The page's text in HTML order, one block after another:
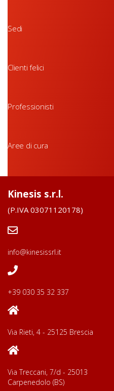
Sedi
Clienti felici
Professionisti
Aree di cura
Kinesis s.r.l.
(P.IVA 03071120178)
info@kinesissrl.it
+39 030 35 32 337
Via Rieti, 4 - 25125 Brescia
Via Treccani, 7/d - 25013
Carpenedolo (BS)